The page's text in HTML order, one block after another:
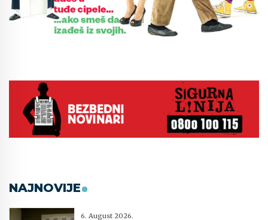
NAJNOVIJE
6. August 2026.